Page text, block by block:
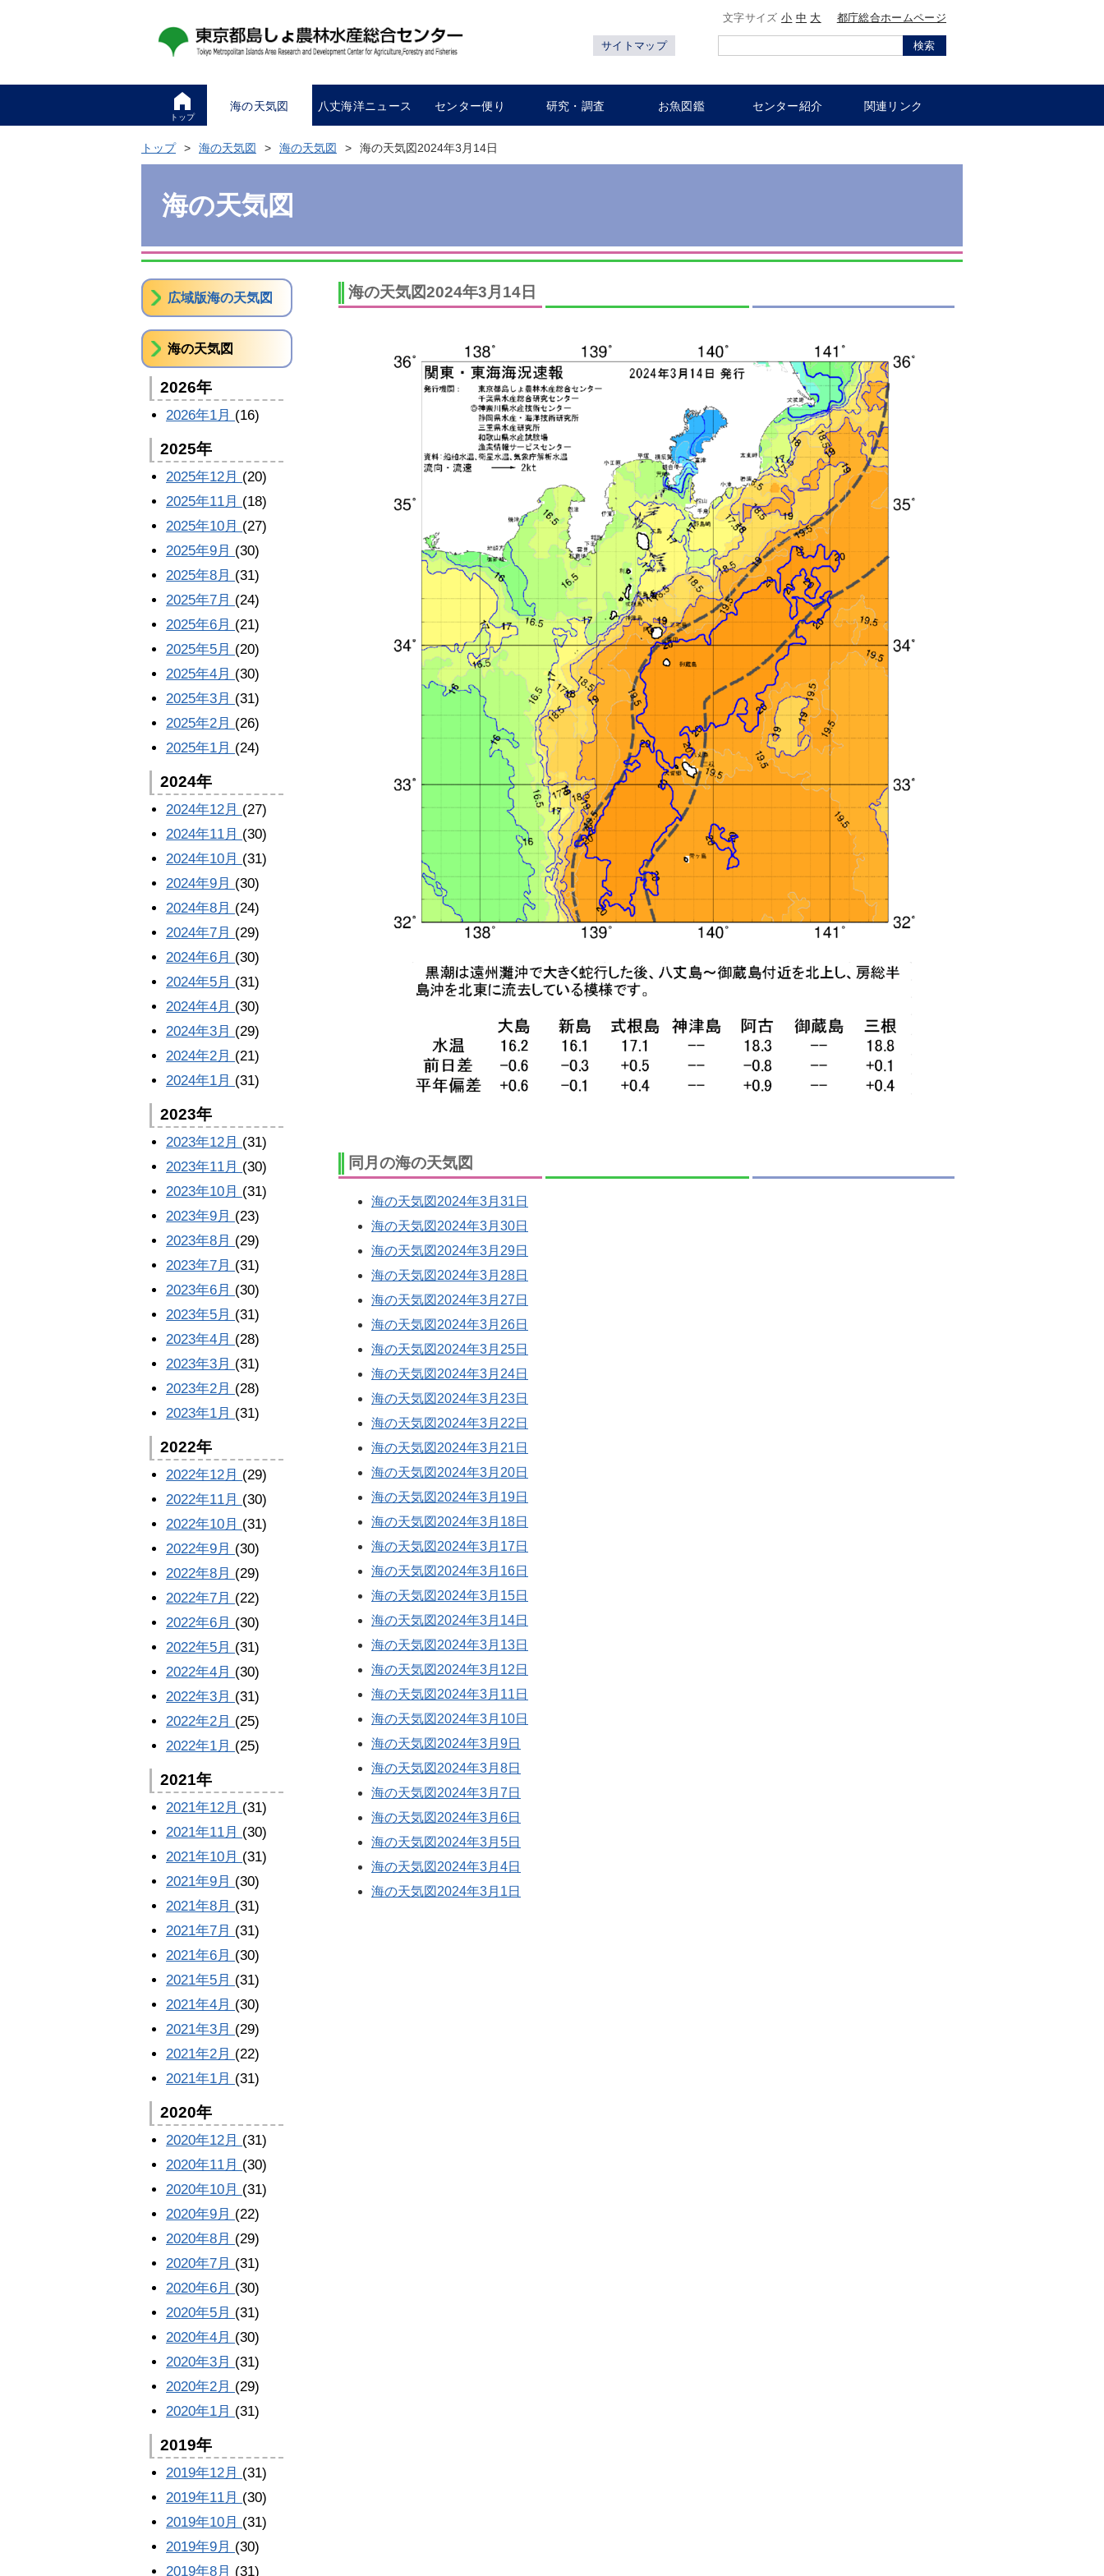
文字サイズ小 中 大 都庁総合ホームページ
サイトマップ 検索
トップ
海の天気図 八丈海洋ニュース センター便り 研究・調査 お魚図鑑 センター紹介 関連リンク
トップ 海の天気図 海の天気図 海の天気図2024年3月14日
海の天気図
海の天気図2024年3月14日
同月の海の天気図
海の天気図2024年3月31日
海の天気図2024年3月30日
海の天気図2024年3月29日
海の天気図2024年3月28日
海の天気図2024年3月27日
海の天気図2024年3月26日
海の天気図2024年3月25日
海の天気図2024年3月24日
海の天気図2024年3月23日
海の天気図2024年3月22日
海の天気図2024年3月21日
海の天気図2024年3月20日
海の天気図2024年3月19日
海の天気図2024年3月18日
海の天気図2024年3月17日
海の天気図2024年3月16日
海の天気図2024年3月15日
海の天気図2024年3月14日
海の天気図2024年3月13日
海の天気図2024年3月12日
海の天気図2024年3月11日
海の天気図2024年3月10日
海の天気図2024年3月9日
海の天気図2024年3月8日
海の天気図2024年3月7日
海の天気図2024年3月6日
海の天気図2024年3月5日
海の天気図2024年3月4日
海の天気図2024年3月1日
広域版海の天気図
海の天気図
2026年
2026年1月 (16)
2025年
2025年12月 (20)
2025年11月 (18)
2025年10月 (27)
2025年9月 (30)
2025年8月 (31)
2025年7月 (24)
2025年6月 (21)
2025年5月 (20)
2025年4月 (30)
2025年3月 (31)
2025年2月 (26)
2025年1月 (24)
2024年
2024年12月 (27)
2024年11月 (30)
2024年10月 (31)
2024年9月 (30)
2024年8月 (24)
2024年7月 (29)
2024年6月 (30)
2024年5月 (31)
2024年4月 (30)
2024年3月 (29)
2024年2月 (21)
2024年1月 (31)
2023年
2023年12月 (31)
2023年11月 (30)
2023年10月 (31)
2023年9月 (23)
2023年8月 (29)
2023年7月 (31)
2023年6月 (30)
2023年5月 (31)
2023年4月 (28)
2023年3月 (31)
2023年2月 (28)
2023年1月 (31)
2022年
2022年12月 (29)
2022年11月 (30)
2022年10月 (31)
2022年9月 (30)
2022年8月 (29)
2022年7月 (22)
2022年6月 (30)
2022年5月 (31)
2022年4月 (30)
2022年3月 (31)
2022年2月 (25)
2022年1月 (25)
2021年
2021年12月 (31)
2021年11月 (30)
2021年10月 (31)
2021年9月 (30)
2021年8月 (31)
2021年7月 (31)
2021年6月 (30)
2021年5月 (31)
2021年4月 (30)
2021年3月 (29)
2021年2月 (22)
2021年1月 (31)
2020年
2020年12月 (31)
2020年11月 (30)
2020年10月 (31)
2020年9月 (22)
2020年8月 (29)
2020年7月 (31)
2020年6月 (30)
2020年5月 (31)
2020年4月 (30)
2020年3月 (31)
2020年2月 (29)
2020年1月 (31)
2019年
2019年12月 (31)
2019年11月 (30)
2019年10月 (31)
2019年9月 (30)
2019年8月 (31)